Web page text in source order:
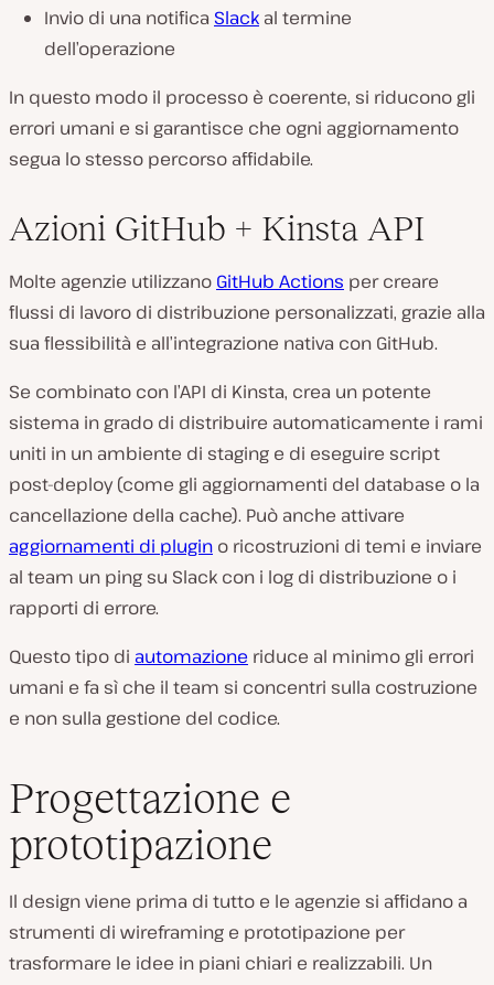
Invio di una notifica Slack al termine
dell’operazione
In questo modo il processo è coerente, si riducono gli
errori umani e si garantisce che ogni aggiornamento
segua lo stesso percorso affidabile.
Azioni GitHub + Kinsta API
Molte agenzie utilizzano GitHub Actions per creare
flussi di lavoro di distribuzione personalizzati, grazie alla
sua flessibilità e all’integrazione nativa con GitHub.
Se combinato con l’API di Kinsta, crea un potente
sistema in grado di distribuire automaticamente i rami
uniti in un ambiente di staging e di eseguire script
post-deploy (come gli aggiornamenti del database o la
cancellazione della cache). Può anche attivare
aggiornamenti di plugin o ricostruzioni di temi e inviare
al team un ping su Slack con i log di distribuzione o i
rapporti di errore.
Questo tipo di automazione riduce al minimo gli errori
umani e fa sì che il team si concentri sulla costruzione
e non sulla gestione del codice.
Progettazione e
prototipazione
Il design viene prima di tutto e le agenzie si affidano a
strumenti di wireframing e prototipazione per
trasformare le idee in piani chiari e realizzabili. Un